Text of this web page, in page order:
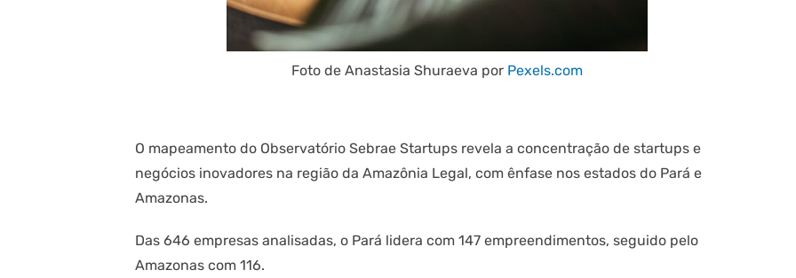
Foto de Anastasia Shuraeva por Pexels.com
O mapeamento do Observatório Sebrae Startups revela a concentração de startups e
negócios inovadores na região da Amazônia Legal, com ênfase nos estados do Pará e
Amazonas.
Das 646 empresas analisadas, o Pará lidera com 147 empreendimentos, seguido pelo
Amazonas com 116.